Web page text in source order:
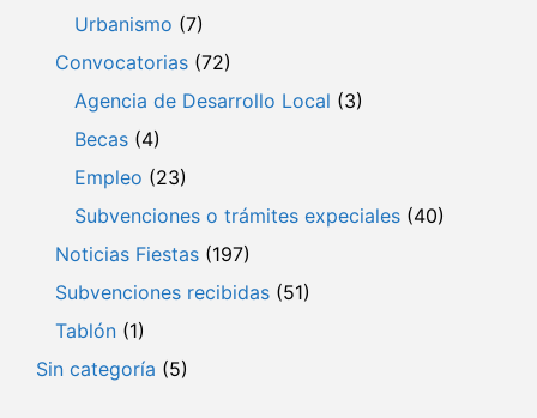
Urbanismo (7)
Convocatorias (72)
Agencia de Desarrollo Local (3)
Becas (4)
Empleo (23)
Subvenciones o trámites expeciales (40)
Noticias Fiestas (197)
Subvenciones recibidas (51)
Tablón (1)
Sin categoría (5)